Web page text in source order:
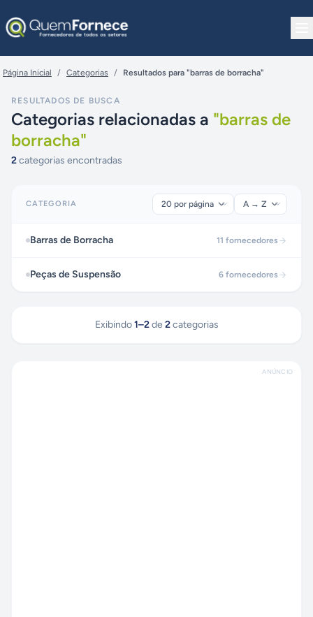
Página Inicial / Categorias / Resultados para "barras de borracha"
RESULTADOS DE BUSCA
Categorias relacionadas a "barras de
borracha"
2categorias encontradas
CATEGORIA
Barras de Borracha 11 fornecedores
Peças de Suspensão 6 fornecedores
Exibindo 1–2 de 2 categorias
ANÚNCIO